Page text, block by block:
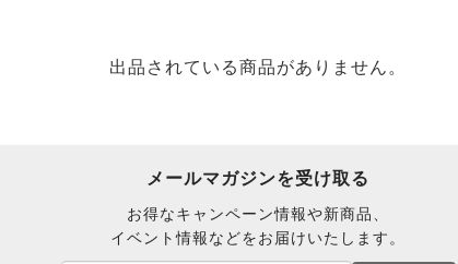
出品されている商品がありません。
メールマガジンを受け取る
お得なキャンペーン情報や新商品、
イベント情報などをお届けいたします。